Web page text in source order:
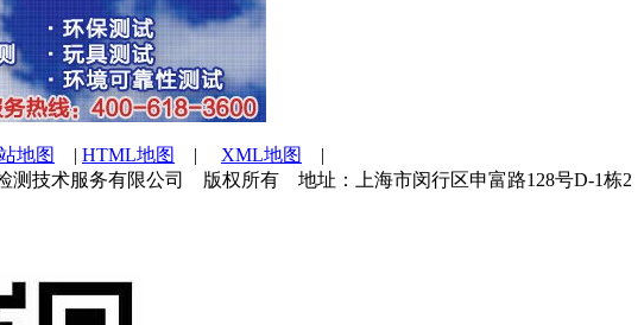
地图 | HTML地图 | XML地图
|
技术服务有限公司 版权所有 地址：上海市闵行区申富路128号D-1栋2